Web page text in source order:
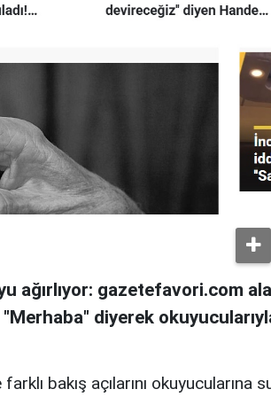
ağırlıyor: gazetefavori.com
diyerek
bakış açılarını okuyucularına